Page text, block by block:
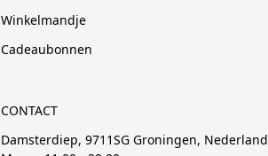
Winkelmandje
Cadeaubonnen
CONTACT
Damsterdiep, 9711SG Groningen, Nederland